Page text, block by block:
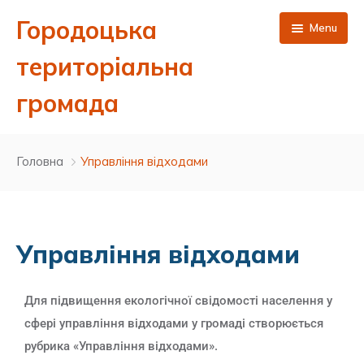
Городоцька
територіальна
громада
Menu
Сесії міської ради 8 скликання
Ухвалені рішення сесій 8 скликання
Проєкти рішень виконавчого комітету
Бюджет та фінанси
Про нас
скликання
Керівництво міської ради
ЦНАП
Головна Управління відходами
Управління відходами
Для підвищення екологічної свідомості населення у
сфері управління відходами у громаді створюється
рубрика «Управління відходами».